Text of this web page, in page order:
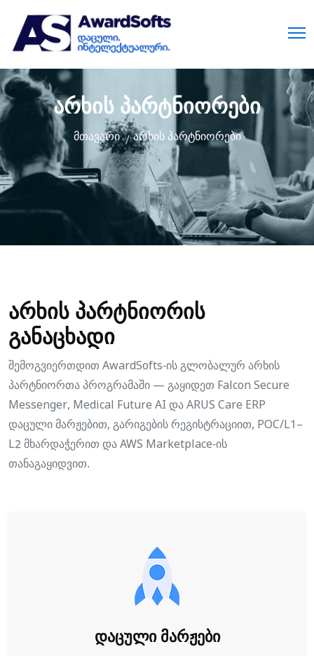
არხის პარტნიორები
მთავარი არხის პარტნიორები
არხის პარტნიორის
განაცხადი
შემოგვიერთდით AwardSofts-ის გლობალურ არხის
პარტნიორთა პროგრამაში — გაყიდეთ Falcon Secure
Messenger, Medical Future AI და ARUS Care ERP
დაცული მარჟებით, გარიგების რეგისტრაციით, POC/L1–
L2 მხარდაჭერით და AWS Marketplace-ის
თანაგაყიდვით.
დაცული მარჟები